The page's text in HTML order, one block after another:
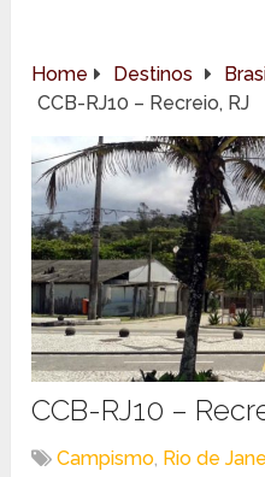
Home Destinos
CCB-RJ10 – Recreio, RJ
CCB-RJ10 –
Campismo, Rio de